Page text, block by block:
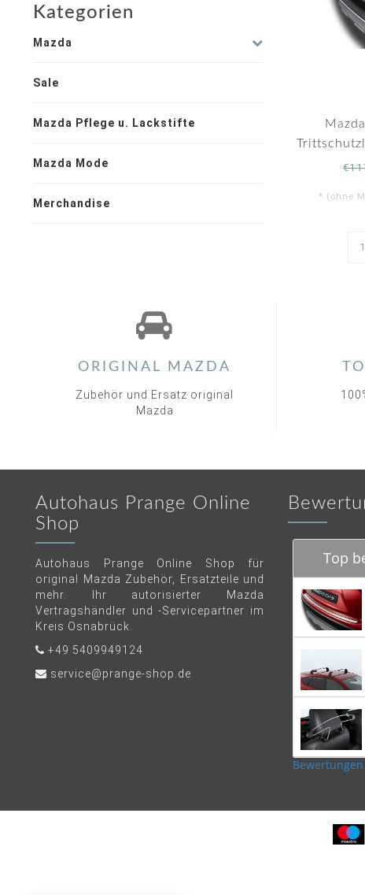
Kategorien
Mazda
Sale
Mazda Pflege u. Lackstifte
Mazda Mode
Merchandise
* (ohne
ORIGINAL MAZDA
Zubehör und Ersatz original
Mazda
Autohaus Prange Online
Shop
Autohaus Prange Online Shop für
original Mazda Zubehör, Ersatzteile und
mehr. Ihr autorisierter Mazda
Vertragshändler und -Servicepartner im
Kreis Osnabrück.
+49 5409949124
service@prange-shop.de
Top
Bewertungen